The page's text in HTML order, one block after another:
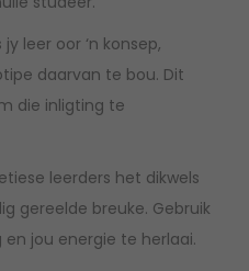
jy leer oor ‘n konsep,
daarvan te bou. Dit
die inligting te
leerders het dikwels
gereelde breuke. Gebruik
jou energie te herlaai.